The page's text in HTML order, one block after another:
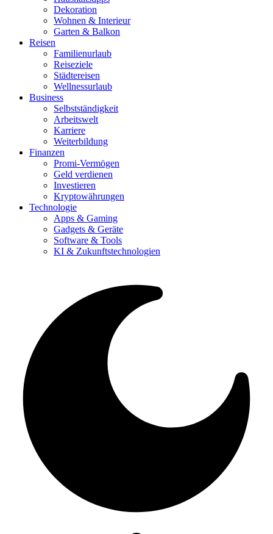
Dekoration
Wohnen & Interieur
Garten & Balkon
Reisen
Familienurlaub
Reiseziele
Städtereisen
Wellnessurlaub
Business
Selbstständigkeit
Arbeitswelt
Karriere
Weiterbildung
Finanzen
Promi-Vermögen
Geld verdienen
Investieren
Kryptowährungen
Technologie
Apps & Gaming
Gadgets & Geräte
Software & Tools
KI & Zukunftstechnologien